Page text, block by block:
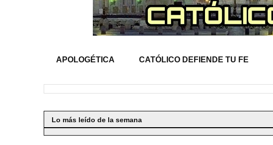
APOLOGÉTICA CATÓLICO DEFIENDE TU FE
Lo más leído de la semana